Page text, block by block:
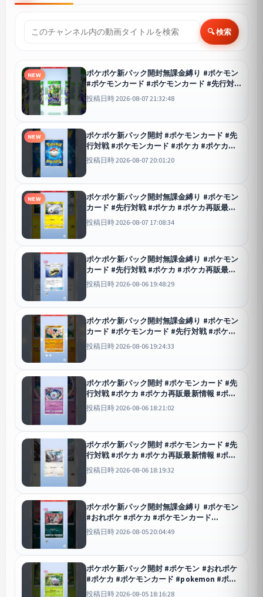
🔍 検索
NEW
ポケポケ新パック開封無課金縛り #ポケモン
#ポケモンカード #ポケモンカード #先行対
戦 #ポケカ #ポケカ再販最新情報 #ポケカ再
販最新情報 #おれポケ
投稿日時 2026-08-07 21:32:48
NEW
ポケポケ新パック開封 #ポケモンカード #先
行対戦 #ポケモンカード #ポケカ #ポケカ再
販最新情報 #ポケモン #おれポケ #pokemon
#ランクリーグ #pokemoncards
投稿日時 2026-08-07 20:01:20
NEW
ポケポケ新パック開封無課金縛り #ポケモン
カード #先行対戦 #ポケカ #ポケカ再販最新
情報 #ポケモン #おれポケ #pokemon #ラン
クリーグ #pokemoncards
投稿日時 2026-08-07 17:08:34
ポケポケ新パック開封無課金縛り #ポケモン
カード #先行対戦 #ポケカ #ポケカ再販最新
情報 #ポケモン #おれポケ #pokemon #ラン
クリーグ #pokemoncards
投稿日時 2026-08-06 19:48:29
ポケポケ新パック開封無課金縛り #ポケモン
カード #ポケモンカード #先行対戦 #ポケカ
#ポケカ再販最新情報 #ポケカ再販最新情報
#ポケモン
投稿日時 2026-08-06 19:24:33
ポケポケ新パック開封 #ポケモンカード #先
行対戦 #ポケカ #ポケカ再販最新情報 #ポケ
モン #おれポケ #pokemon #ランクリーグ
#pokemoncards
投稿日時 2026-08-06 18:21:02
ポケポケ新パック開封 #ポケモンカード #先
行対戦 #ポケカ #ポケカ再販最新情報 #ポケ
モン #おれポケ #pokemon #ランクリーグ
#pokemoncards
投稿日時 2026-08-06 18:19:32
ポケポケ新パック開封無課金縛り #ポケモン
#おれポケ #ポケカ #ポケモンカード
#pokemon #ポケモンsv #ポケポケ #ポケポ
ケ開封チャレンジ #先行対戦 #ポケカ再販最
投稿日時 2026-08-05 20:04:49
ポケポケ新パック開封 #ポケモン #おれポケ
#ポケカ #ポケモンカード #pokemon #ポケ
モンsv #ポケポケ #ポケポケ開封チャレンジ
投稿日時 2026-08-05 18:16:28